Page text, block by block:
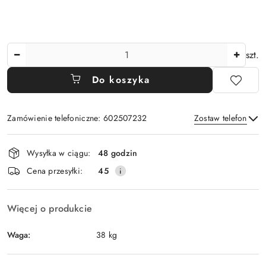
szt.
Do koszyka
Zamówienie telefoniczne: 602507232 Zostaw telefon
Wyślij
Dostępność
i
dostawa
Wysyłka w ciągu:
48 godzin
Cena przesyłki:
45
Więcej o produkcie
Waga: 38 kg